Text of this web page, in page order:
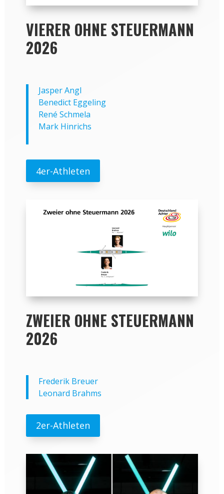
VIERER OHNE STEUERMANN
2026
Jasper Angl
Benedict Eggeling
René Schmela
Mark Hinrichs
4er-Athleten
ZWEIER OHNE STEUERMANN
2026
Frederik Breuer
Leonard Brahms
2er-Athleten